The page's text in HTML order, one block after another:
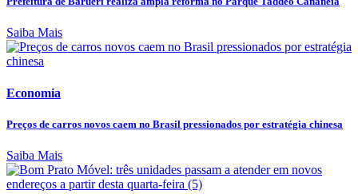
Saiba Mais
Economia
Preços de carros novos caem no Brasil pressionados por estratégia chinesa
Saiba Mais